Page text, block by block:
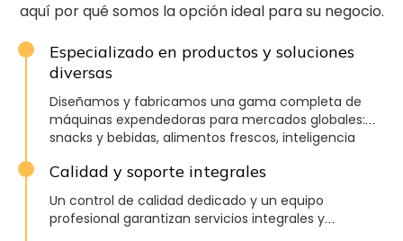
aquí por qué somos la opción ideal para su negocio.
Especializado en productos y soluciones
diversas
Diseñamos y fabricamos una gama completa de
máquinas expendedoras para mercados globales:
snacks y bebidas, alimentos frescos, inteligencia
dispensadores de vino.
Calidad y soporte integrales
Un control de calidad dedicado y un equipo
profesional garantizan servicios integrales y